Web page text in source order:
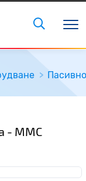
Пасивно
- MMC